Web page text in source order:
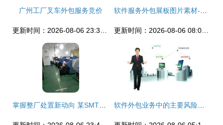
广州工厂叉车外包服务竞价